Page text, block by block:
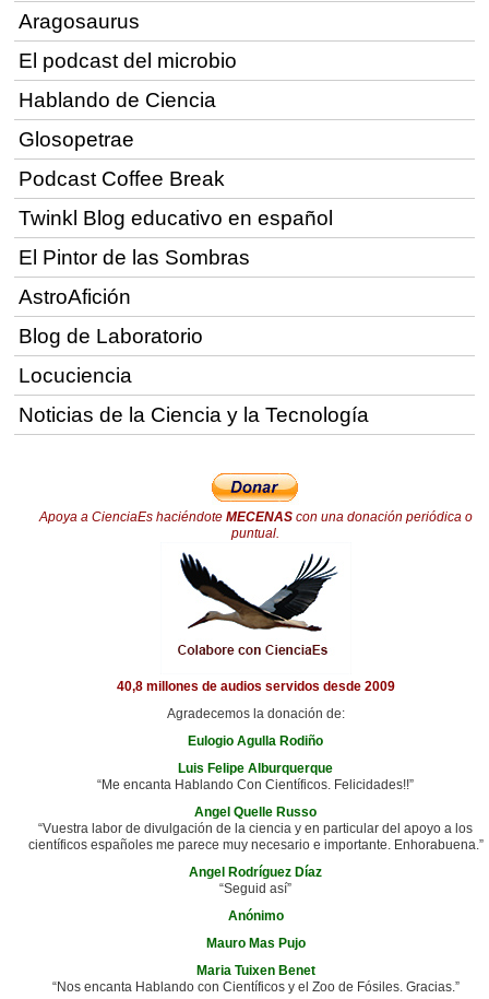
Aragosaurus
El podcast del microbio
Hablando de Ciencia
Glosopetrae
Podcast Coffee Break
Twinkl Blog educativo en español
El Pintor de las Sombras
AstroAfición
Blog de Laboratorio
Locuciencia
Noticias de la Ciencia y la Tecnología
Apoya a CienciaEs haciéndote MECENAScon una donación periódica o
puntual.
40,8 millones de audios servidos desde 2009
Agradecemos la donación de:
Eulogio Agulla Rodiño
Luis Felipe Alburquerque
“Me encanta Hablando Con Científicos. Felicidades!!”
Angel Quelle Russo
“Vuestra labor de divulgación de la ciencia y en particular del apoyo a los
científicos españoles me parece muy necesario e importante. Enhorabuena.”
Angel Rodríguez Díaz
“Seguid así”
Anónimo
Mauro Mas Pujo
Maria Tuixen Benet
“Nos encanta Hablando con Científicos y el Zoo de Fósiles. Gracias.”